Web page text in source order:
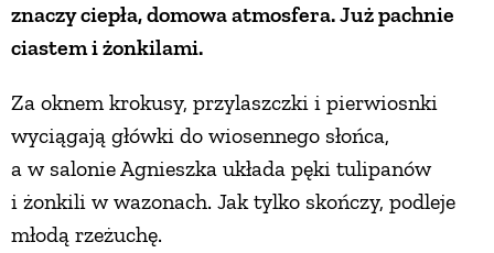
znaczy ciepła, domowa atmosfera. Już pachnie
ciastem i żonkilami.
Za oknem krokusy, przylaszczki i pierwiosnki
wyciągają główki do wiosennego słońca,
a w salonie Agnieszka układa pęki tulipanów
i żonkili w wazonach. Jak tylko skończy, podleje
młodą rzeżuchę.